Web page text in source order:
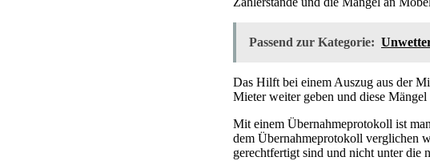
Passend zur Kategorie:
Das Hilft bei einem Auszug aus der
Mieter weiter geben und diese
Mit einem Übernahmeprotokoll ist
dem Übernahmeprotokoll verglichen
gerechtfertigt sind und nicht unter die